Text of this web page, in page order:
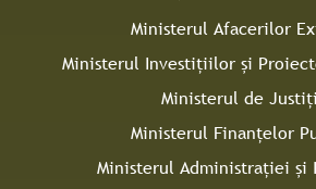
Ministerul Afacerilor
Ministerul Investițiilor și
Ministerul de
Ministerul Finanțelor
Ministerul Administrației și